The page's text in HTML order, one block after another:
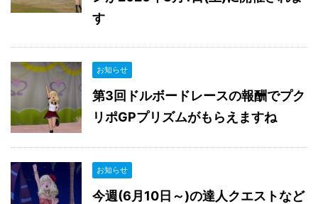
す
お知らせ
第3回ドルボードレースの報酬でプク
リポGPプリズムがもらえますね
お知らせ
今週(6月10日～)の達人クエストなど